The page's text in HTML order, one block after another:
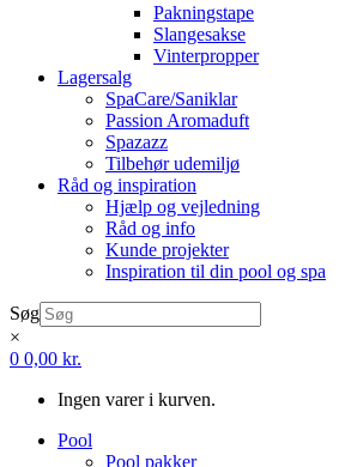
Pakningstape
Slangesakse
Vinterpropper
Lagersalg
SpaCare/Saniklar
Passion Aromaduft
Spazazz
Tilbehør udemiljø
Råd og inspiration
Hjælp og vejledning
Råd og info
Kunde projekter
Inspiration til din pool og spa
Søg
×
0 0,00 kr.
Ingen varer i kurven.
Pool
Pool pakker